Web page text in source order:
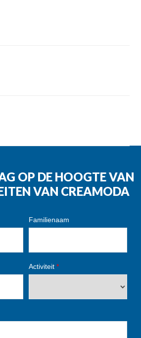
OP DE HOOGTE VAN
VAN CREAMODA
Familienaam
Activiteit *